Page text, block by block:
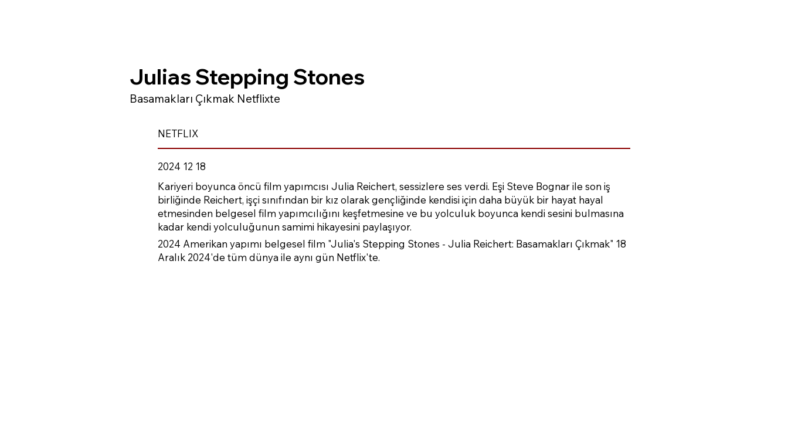
Julias Stepping Stones
Basamakları Çıkmak Netflixte
NETFLIX
2024 12 18
Kariyeri boyunca öncü film yapımcısı Julia Reichert, sessizlere ses verdi. Eşi Steve Bognar ile son iş
birliğinde Reichert, işçi sınıfından bir kız olarak gençliğinde kendisi için daha büyük bir hayat hayal
etmesinden belgesel film yapımcılığını keşfetmesine ve bu yolculuk boyunca kendi sesini bulmasına
kadar kendi yolculuğunun samimi hikayesini paylaşıyor.
2024 Amerikan yapımı belgesel film "Julia's Stepping Stones - Julia Reichert: Basamakları Çıkmak" 18
Aralık 2024'de tüm dünya ile aynı gün Netflix'te.